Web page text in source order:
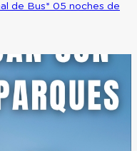
de Bus* 05 noches de